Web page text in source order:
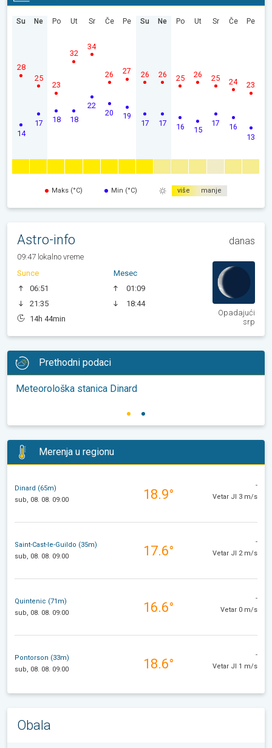
Su
14
28
Ne
17
25
Po
18
23
Ut
18
32
Sr
22
34
Če
20
26
Pe
19
27
Su
17
26
Ne
17
26
Po
16
25
Ut
15
26
Sr
17
25
Če
16
24
Pe
13
23
Maks (°C) Min (°C) više manje
Astro-info danas
09:47 lokalno vreme
Sunce
06:51
21:35
14h 44min
Mesec
01:09
18:44
Opadajući
srp
Prethodni podaci
Meteorološka stanica Dinard
Merenja u regionu
Dinard (65m)
sub, 08. 08. 09:00
18.9°
-
Vetar JI 3 m/s
Saint-Cast-le-Guildo (35m)
sub, 08. 08. 09:00
17.6°
-
Vetar JI 2 m/s
Quintenic (71m)
sub, 08. 08. 09:00
16.6°
-
Vetar 0 m/s
Pontorson (33m)
sub, 08. 08. 09:00
18.6°
-
Vetar JI 1 m/s
Obala